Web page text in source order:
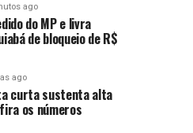
ago
do MP e livra
de bloqueio de R$
ago
curta sustenta alta
os números